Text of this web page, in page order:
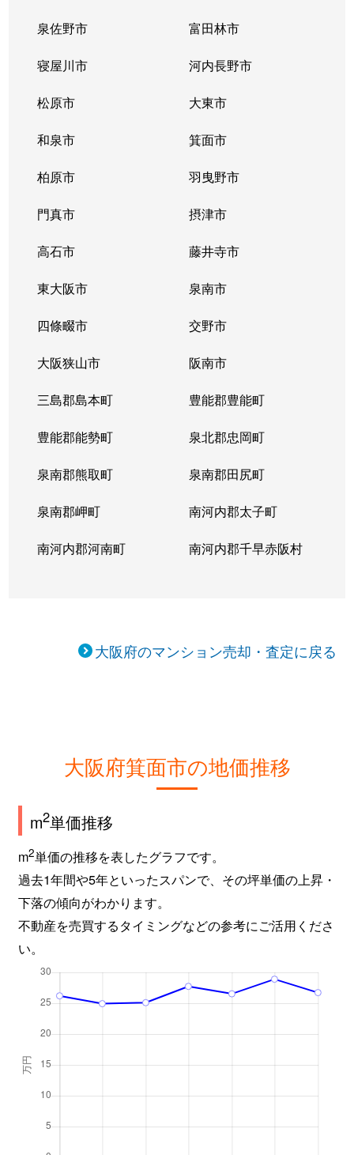
泉佐野市 富田林市
寝屋川市 河内長野市
松原市 大東市
和泉市 箕面市
柏原市 羽曳野市
門真市 摂津市
高石市 藤井寺市
東大阪市 泉南市
四條畷市 交野市
大阪狭山市 阪南市
三島郡島本町 豊能郡豊能町
豊能郡能勢町 泉北郡忠岡町
泉南郡熊取町 泉南郡田尻町
泉南郡岬町 南河内郡太子町
南河内郡河南町 南河内郡千早赤阪村
大阪府のマンション売却・査定に戻る
大阪府箕面市の地価推移
m2単価推移
m2単価の推移を表したグラフです。
過去1年間や5年といったスパンで、その坪単価の上昇・
下落の傾向がわかります。
不動産を売買するタイミングなどの参考にご活用くださ
い。